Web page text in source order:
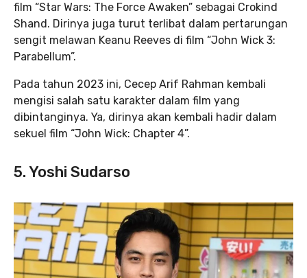
film “Star Wars: The Force Awaken” sebagai Crokind
Shand. Dirinya juga turut terlibat dalam pertarungan
sengit melawan Keanu Reeves di film “John Wick 3:
Parabellum”.
Pada tahun 2023 ini, Cecep Arif Rahman kembali
mengisi salah satu karakter dalam film yang
dibintanginya. Ya, dirinya akan kembali hadir dalam
sekuel film “John Wick: Chapter 4”.
5. Yoshi Sudarso